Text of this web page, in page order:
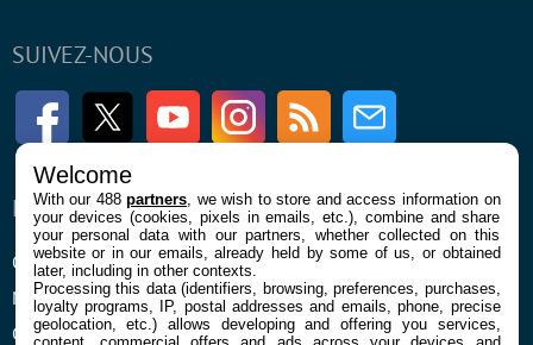
SUIVEZ-NOUS
FacebookTwitter Youtube InstagramRSS Newsletter
ENTREPRISE
Qui sommes nous
Mentions légales et CGU
Confidentialité et Cookies
À PROPOS
La rédaction
Contact
Welcome
With our 488partners , we wish to store and access information on
your devices (cookies, pixels in emails, etc.), combine and share
your personal data with our partners, whether collected on this
website or in our emails, already held by some of us, or obtained
later, including in other contexts.
Processing this data (identifiers, browsing, preferences, purchases,
loyalty programs, IP, postal addresses and emails, phone, precise
geolocation, etc.) allows developing and offering you services,
content, commercial offers and ads across your devices and